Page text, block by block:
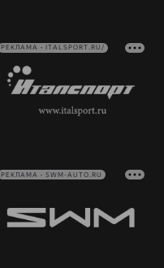
РЕКЛАМА • ITALSPORT.RU/
РЕКЛАМА • SWM-AUTO.RU